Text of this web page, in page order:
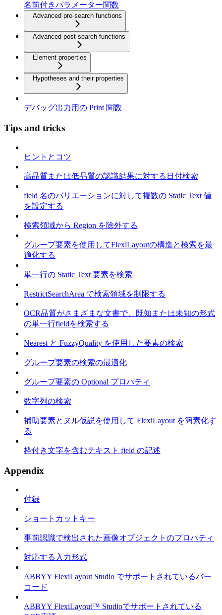
名前付きパラメーター関数
Advanced pre-search functions
Advanced post-search functions
Element properties
Hypotheses and their properties
デバッグ出力用の Print 関数
Tips and tricks
ヒントとコツ
高品質または低品質の認識結果に対する日付検索
field 名のバリエーションに対して複数の Static Text 値
を設定する
検索領域から Region を除外する
グループ要素を使用してFlexiLayoutの構造と検索を最
適化する
単一行の Static Text 要素を検索
RestrictSearchArea で検索領域を制限する
OCR品質がさまざまな文書で、既知または未知の形式
の単一行fieldを検索する
Nearest と FuzzyQuality を使用した要素の検索
グループ要素の検索の最適化
グループ要素の Optional プロパティ
数字列の検索
補助要素とヌル仮説を使用して FlexiLayout を簡素化す
る
枠付き文字を含むテキスト field の記述
Appendix
付録
ショートカットキー
事前認識で検出された画像オブジェクトのプロパティ
対応する入力形式
ABBYY FlexiLayout Studio でサポートされているバー
コード
ABBYY FlexiLayout™ Studioでサポートされている